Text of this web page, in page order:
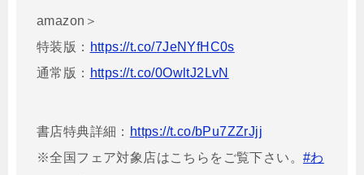
amazon＞
特装版： https://t.co/7JeNYfHC0s
通常版： https://t.co/0OwltJ2LvN
書店特典詳細： https://t.co/bPu7ZZrJjj
※全国フェア対象店はこちらをご覧下さい。 #わ